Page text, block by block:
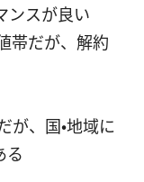
ンスが良い
帯だが、解約
、国・地域に
る